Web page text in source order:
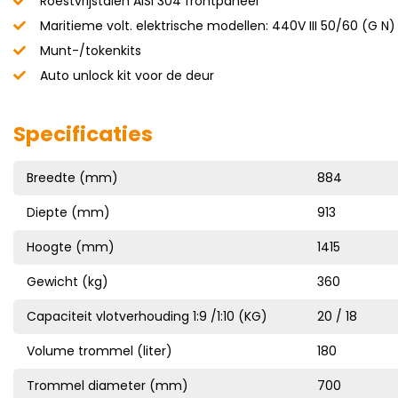
Maritieme volt. elektrische modellen: 440V III 50/60 (G N)
Munt-/tokenkits
Auto unlock kit voor de deur
Specificaties
Breedte (mm)
884
Diepte (mm)
913
Hoogte (mm)
1415
Gewicht (kg)
360
Capaciteit vlotverhouding 1:9 /1:10 (KG)
20 / 18
Volume trommel (liter)
180
Trommel diameter (mm)
700